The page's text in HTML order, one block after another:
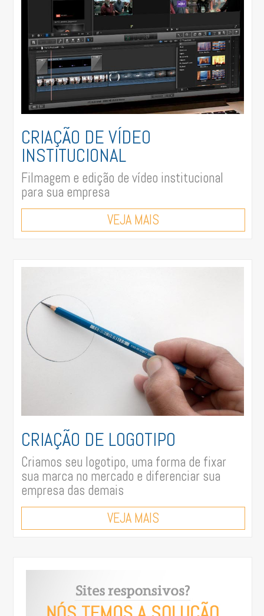
CRIAÇÃO DE VÍDEO
INSTITUCIONAL
Filmagem e edição de vídeo institucional
para sua empresa
VEJA MAIS
CRIAÇÃO DE LOGOTIPO
Criamos seu logotipo, uma forma de fixar
sua marca no mercado e diferenciar sua
empresa das demais
VEJA MAIS